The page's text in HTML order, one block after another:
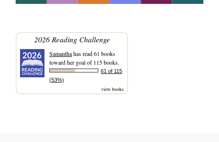
2026 Reading Challenge
Samanthahas read 61 books
toward her goal of 115 books.
61 of 115
(53%)
view books